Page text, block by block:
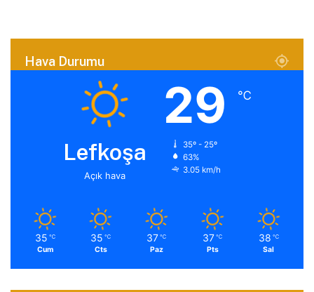
Hava Durumu
Lefkoşa
Açık hava
29 ℃
35º - 25º
63%
3.05 km/h
35 ℃
Cum
35 ℃
Cts
37 ℃
Paz
37 ℃
Pts
38 ℃
Sal